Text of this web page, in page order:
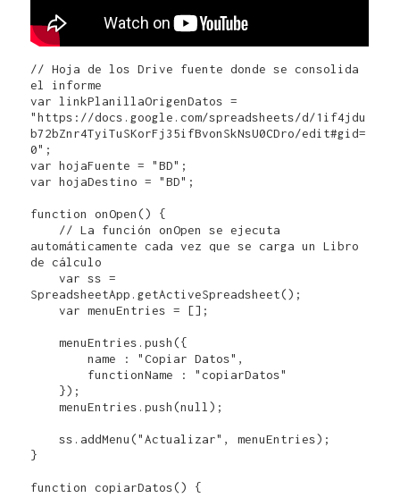
// Hoja de los Drive fuente donde se consolida
el informe
var linkPlanillaOrigenDatos =
"https://docs.google.com/spreadsheets/d/1if4jdu
b72bZnr4TyiTuSKorFj35ifBvonSkNsU0CDro/edit#gid=
0";
var hojaFuente = "BD";
var hojaDestino = "BD";
function onOpen() {
automáticamente cada vez que se carga un Libro
de cálculo
    var ss =
SpreadsheetApp.getActiveSpreadsheet();
    var menuEntries = [];
    menuEntries.push({
        name : "Copiar Datos",
    menuEntries.push(null);
    ss.addMenu("Actualizar", menuEntries);
}
function copiarDatos() {